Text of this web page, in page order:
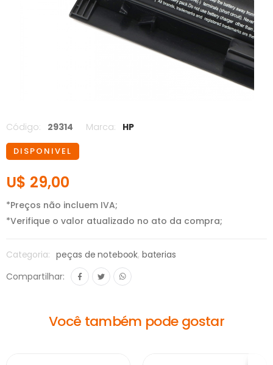
Código: 29314 Marca: HP
DISPONIVEL
U$ 29,00
*Preços não incluem IVA;
*Verifique o valor atualizado no ato da compra;
Categoria: peças de notebook, baterias
Compartilhar:
Você também pode gostar